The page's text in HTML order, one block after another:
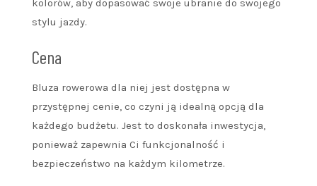
stylu jazdy.
Cena
Bluza rowerowa dla niej jest dostępna w
przystępnej cenie, co czyni ją idealną opcją dla
każdego budżetu. Jest to doskonała inwestycja,
ponieważ zapewnia Ci funkcjonalność i
bezpieczeństwo na każdym kilometrze.